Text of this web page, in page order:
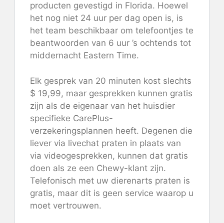
producten gevestigd in Florida. Hoewel
het nog niet 24 uur per dag open is, is
het team beschikbaar om telefoontjes te
beantwoorden van 6 uur ’s ochtends tot
middernacht Eastern Time.
Elk gesprek van 20 minuten kost slechts
$ 19,99, maar gesprekken kunnen gratis
zijn als de eigenaar van het huisdier
specifieke CarePlus-
verzekeringsplannen heeft. Degenen die
liever via livechat praten in plaats van
via videogesprekken, kunnen dat gratis
doen als ze een Chewy-klant zijn.
Telefonisch met uw dierenarts praten is
gratis, maar dit is geen service waarop u
moet vertrouwen.